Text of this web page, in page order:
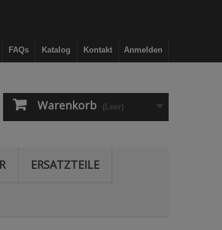
Anmelden
Kontakt
Katalog
FAQs
Warenkorb (Leer)
ERSATZTEILE